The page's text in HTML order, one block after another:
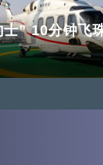
士” 10分钟飞